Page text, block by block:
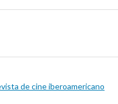
de cine iberoamericano